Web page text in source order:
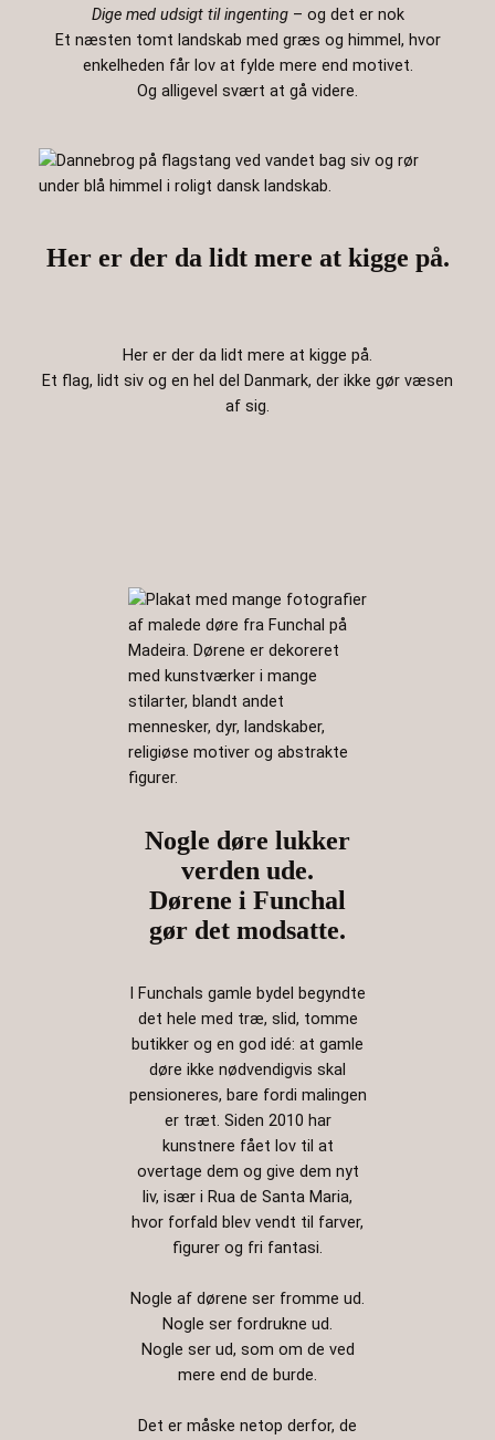
Dige med udsigt til ingenting– og det er nok
Et næsten tomt landskab med græs og himmel, hvor
enkelheden får lov at fylde mere end motivet.
Og alligevel svært at gå videre.
Her er der da lidt mere at kigge på.
Her er der da lidt mere at kigge på.
Et flag, lidt siv og en hel del Danmark, der ikke gør væsen
af sig.
Nogle døre lukker
verden ude.
Dørene i Funchal
gør det modsatte.
I Funchals gamle bydel begyndte
det hele med træ, slid, tomme
butikker og en god idé: at gamle
døre ikke nødvendigvis skal
pensioneres, bare fordi malingen
er træt. Siden 2010 har
kunstnere fået lov til at
overtage dem og give dem nyt
liv, især i Rua de Santa Maria,
hvor forfald blev vendt til farver,
figurer og fri fantasi.
Nogle af dørene ser fromme ud.
Nogle ser fordrukne ud.
Nogle ser ud, som om de ved
mere end de burde.
Det er måske netop derfor, de